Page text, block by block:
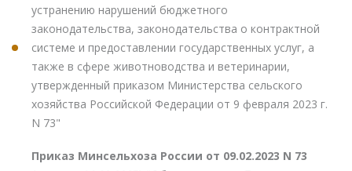
устранению нарушений бюджетного
законодательства, законодательства о контрактной
системе и предоставлении государственных услуг, а
также в сфере животноводства и ветеринарии,
утвержденный приказом Министерства сельского
хозяйства Российской Федерации от 9 февраля 2023 г.
N 73"
Приказ Минсельхоза России от 09.02.2023 N 73